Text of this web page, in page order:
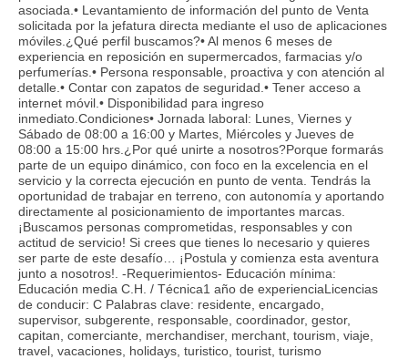
asociada.• Levantamiento de información del punto de Venta
solicitada por la jefatura directa mediante el uso de aplicaciones
móviles.¿Qué perfil buscamos?• Al menos 6 meses de
experiencia en reposición en supermercados, farmacias y/o
perfumerías.• Persona responsable, proactiva y con atención al
detalle.• Contar con zapatos de seguridad.• Tener acceso a
internet móvil.• Disponibilidad para ingreso
inmediato.Condiciones• Jornada laboral: Lunes, Viernes y
Sábado de 08:00 a 16:00 y Martes, Miércoles y Jueves de
08:00 a 15:00 hrs.¿Por qué unirte a nosotros?Porque formarás
parte de un equipo dinámico, con foco en la excelencia en el
servicio y la correcta ejecución en punto de venta. Tendrás la
oportunidad de trabajar en terreno, con autonomía y aportando
directamente al posicionamiento de importantes marcas.
¡Buscamos personas comprometidas, responsables y con
actitud de servicio! Si crees que tienes lo necesario y quieres
ser parte de este desafío… ¡Postula y comienza esta aventura
junto a nosotros!. -Requerimientos- Educación mínima:
Educación media C.H. / Técnica1 año de experienciaLicencias
de conducir: C Palabras clave: residente, encargado,
supervisor, subgerente, responsable, coordinador, gestor,
capitan, comerciante, merchandiser, merchant, tourism, viaje,
travel, vacaciones, holidays, turistico, tourist, turismo